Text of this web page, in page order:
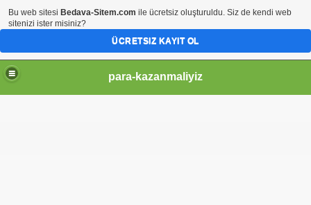
para-kazanmaliyiz
Bu web sitesi Bedava-Sitem.com ile ücretsiz oluşturuldu. Siz de kendi web
sitenizi ister misiniz?
ÜCRETSIZ KAYIT OL